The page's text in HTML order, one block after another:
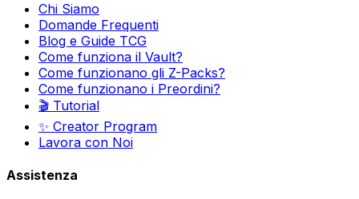
Chi Siamo
Domande Frequenti
Blog e Guide TCG
Come funziona il Vault?
Come funzionano gli Z-Packs?
Come funzionano i Preordini?
🎬 Tutorial
✨ Creator Program
Lavora con Noi
Assistenza